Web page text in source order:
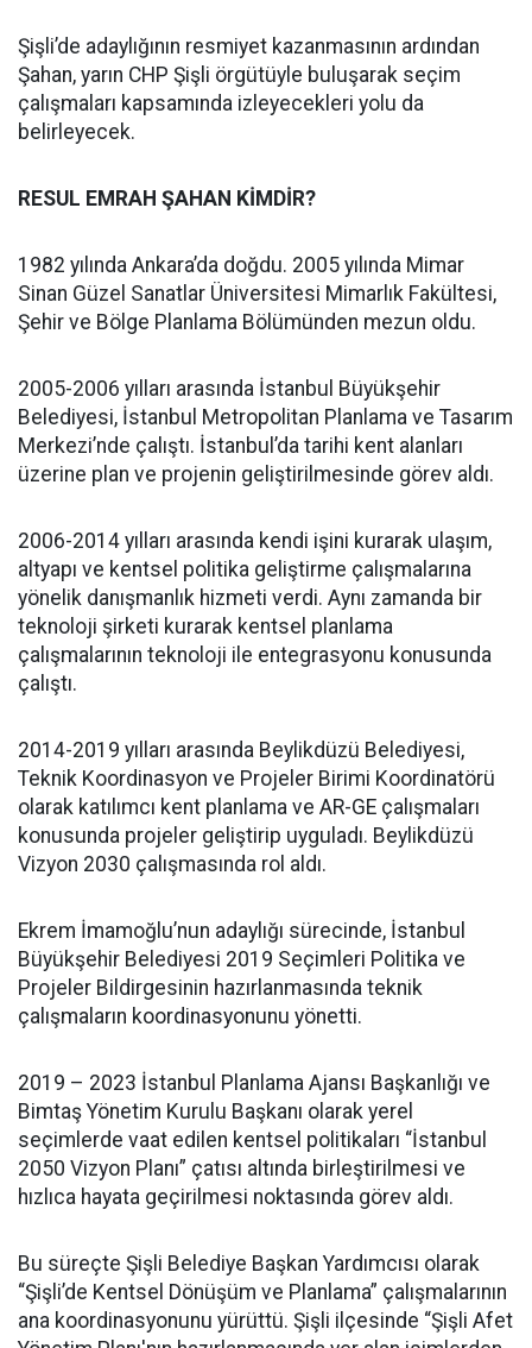
Şişli’de adaylığının resmiyet kazanmasının ardından
Şahan, yarın CHP Şişli örgütüyle buluşarak seçim
çalışmaları kapsamında izleyecekleri yolu da
belirleyecek.
RESUL EMRAH ŞAHAN KİMDİR?
1982 yılında Ankara’da doğdu. 2005 yılında Mimar
Sinan Güzel Sanatlar Üniversitesi Mimarlık Fakültesi,
Şehir ve Bölge Planlama Bölümünden mezun oldu.
2005-2006 yılları arasında İstanbul Büyükşehir
Belediyesi, İstanbul Metropolitan Planlama ve Tasarım
Merkezi’nde çalıştı. İstanbul’da tarihi kent alanları
üzerine plan ve projenin geliştirilmesinde görev aldı.
2006-2014 yılları arasında kendi işini kurarak ulaşım,
altyapı ve kentsel politika geliştirme çalışmalarına
yönelik danışmanlık hizmeti verdi. Aynı zamanda bir
teknoloji şirketi kurarak kentsel planlama
çalışmalarının teknoloji ile entegrasyonu konusunda
çalıştı.
2014-2019 yılları arasında Beylikdüzü Belediyesi,
Teknik Koordinasyon ve Projeler Birimi Koordinatörü
olarak katılımcı kent planlama ve AR-GE çalışmaları
konusunda projeler geliştirip uyguladı. Beylikdüzü
Vizyon 2030 çalışmasında rol aldı.
Ekrem İmamoğlu’nun adaylığı sürecinde, İstanbul
Büyükşehir Belediyesi 2019 Seçimleri Politika ve
Projeler Bildirgesinin hazırlanmasında teknik
çalışmaların koordinasyonunu yönetti.
2019 – 2023 İstanbul Planlama Ajansı Başkanlığı ve
Bimtaş Yönetim Kurulu Başkanı olarak yerel
seçimlerde vaat edilen kentsel politikaları “İstanbul
2050 Vizyon Planı” çatısı altında birleştirilmesi ve
hızlıca hayata geçirilmesi noktasında görev aldı.
Bu süreçte Şişli Belediye Başkan Yardımcısı olarak
“Şişli’de Kentsel Dönüşüm ve Planlama” çalışmalarının
ana koordinasyonunu yürüttü. Şişli ilçesinde “Şişli Afet